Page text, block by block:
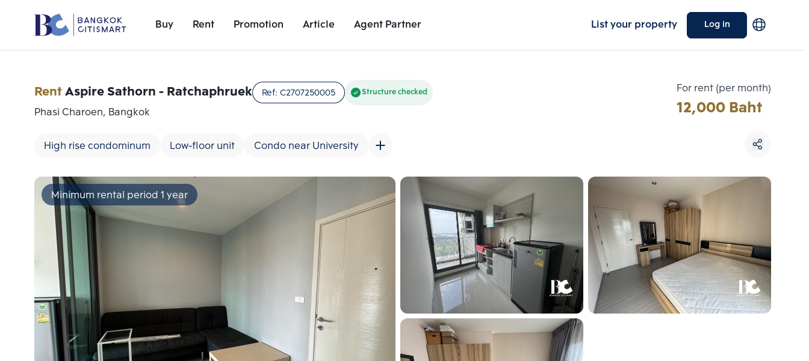
Buy Rent Promotion Article Agent Partner List your property Log in
Unit Details
RentAspire Sathorn - Ratchaphruek Ref: C2707250005 Structure checked
Phasi Charoen, Bangkok
High rise condominum Low-floor unit Condo near University
For rent (per month)
12,000 Baht
Minimum rental period 1 year
Add comparative units
Number 1
Add comparative units
Number 2
Add comparative units
Number 3
Choose comparative unit
Compare
Clear all